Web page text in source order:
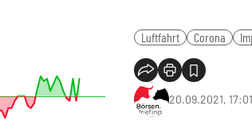
Luftfahrt Corona
20.09.2021, 17:01